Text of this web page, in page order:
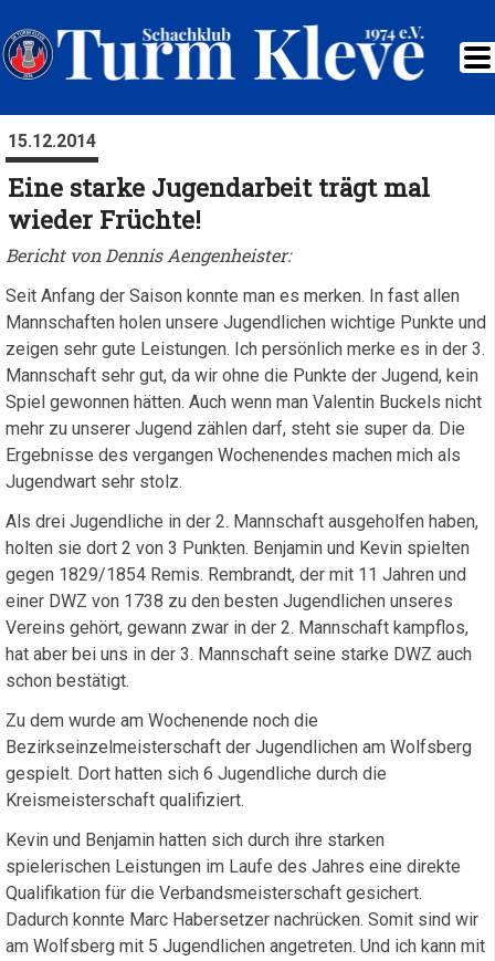
15.12.2014
Eine starke Jugendarbeit trägt mal
wieder Früchte!
Bericht von Dennis Aengenheister:
Seit Anfang der Saison konnte man es merken. In fast allen
Mannschaften holen unsere Jugendlichen wichtige Punkte und
zeigen sehr gute Leistungen. Ich persönlich merke es in der 3.
Mannschaft sehr gut, da wir ohne die Punkte der Jugend, kein
Spiel gewonnen hätten. Auch wenn man Valentin Buckels nicht
mehr zu unserer Jugend zählen darf, steht sie super da. Die
Ergebnisse des vergangen Wochenendes machen mich als
Jugendwart sehr stolz.
Als drei Jugendliche in der 2. Mannschaft ausgeholfen haben,
holten sie dort 2 von 3 Punkten. Benjamin und Kevin spielten
gegen 1829/1854 Remis. Rembrandt, der mit 11 Jahren und
einer DWZ von 1738 zu den besten Jugendlichen unseres
Vereins gehört, gewann zwar in der 2. Mannschaft kampflos,
hat aber bei uns in der 3. Mannschaft seine starke DWZ auch
schon bestätigt.
Zu dem wurde am Wochenende noch die
Bezirkseinzelmeisterschaft der Jugendlichen am Wolfsberg
gespielt. Dort hatten sich 6 Jugendliche durch die
Kreismeisterschaft qualifiziert.
Kevin und Benjamin hatten sich durch ihre starken
spielerischen Leistungen im Laufe des Jahres eine direkte
Qualifikation für die Verbandsmeisterschaft gesichert.
Dadurch konnte Marc Habersetzer nachrücken. Somit sind wir
am Wolfsberg mit 5 Jugendlichen angetreten. Und ich kann mit